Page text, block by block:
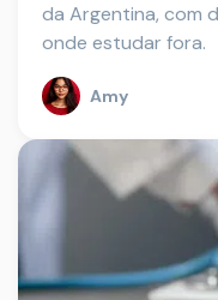
da Argentina, com
onde estudar fora.
Amy